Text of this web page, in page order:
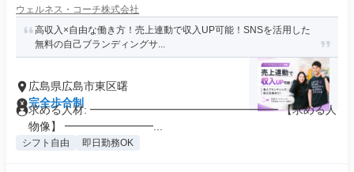
ウェルネス・コーチ株式会社
高収入×自由な働き方！売上連動で収入UP可能！SNSを活用した
無料の自己ブランディングサ...
広島県広島市東区曙
完全歩合制
求める人材: ━━━━━━━━━━━━━━━━━ 【求める人
物像】 ━━━━━━━━...
シフト自由 即日勤務OK